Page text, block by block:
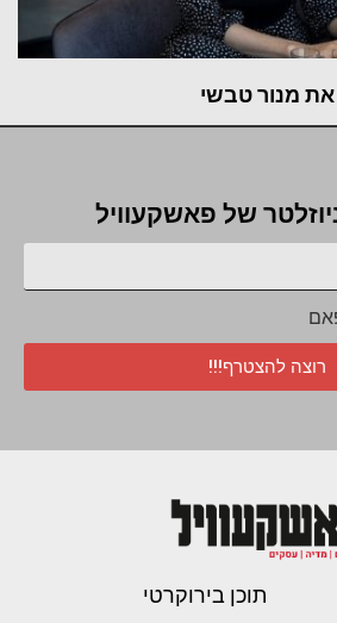
את מנור טבשי
של פאשקעוויל
רוצה להצטרף!!!
תוכן בירוקרטי